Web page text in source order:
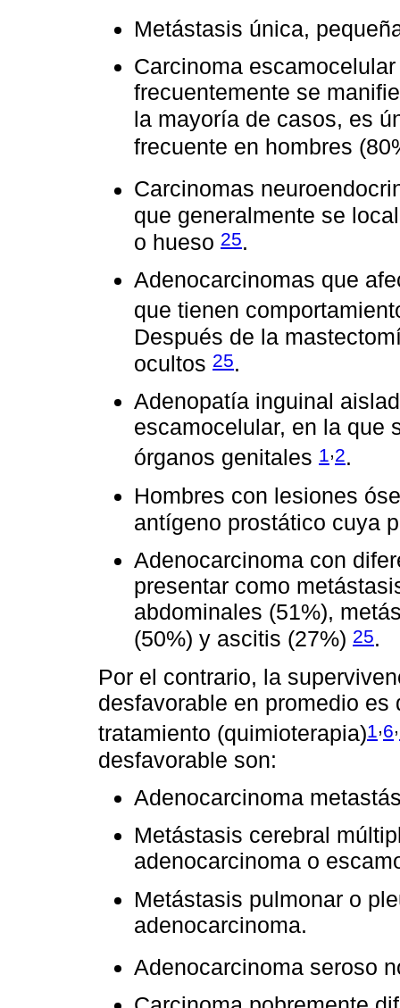
Metástasis única,
Carcinoma
frecuentemente se
la mayoría de casos, es
frecuente en hombres
Carcinomas
que generalmente se
o hueso 25.
Adenocarcinomas que
que tienen
Después de la
ocultos 25.
Adenopatía inguinal
escamocelular, en la que
órganos genitales 1 ,2.
Hombres con lesiones
antígeno prostático cuya
Adenocarcinoma con
presentar como
abdominales (51%),
(50%) y ascitis (27%) 25.
Por el contrario, la
desfavorable en promedio
tratamiento (quimioterapia)1 ,6,
desfavorable son:
Adenocarcinoma
Metástasis cerebral
adenocarcinoma o
Metástasis pulmonar o
adenocarcinoma.
Adenocarcinoma seroso